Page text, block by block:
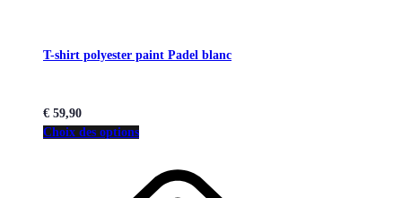
T-shirt polyester paint Padel blanc
€ 59,90
Choix des options